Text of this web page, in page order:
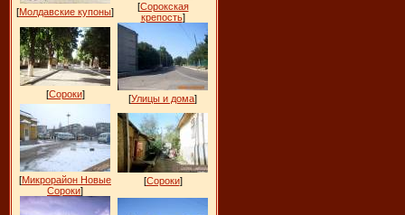
[Молдавские купоны] [Сорокская
крепость]
[Сороки] [Улицы и дома]
[Микрорайон Новые
Сороки]
[Сороки]